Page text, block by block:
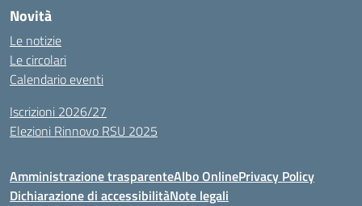
Novità
Le notizie
Le circolari
Calendario eventi
Iscrizioni 2026/27
Elezioni Rinnovo RSU 2025
Amministrazione trasparenteAlbo OnlinePrivacy Policy
Dichiarazione di accessibilitàNote legali